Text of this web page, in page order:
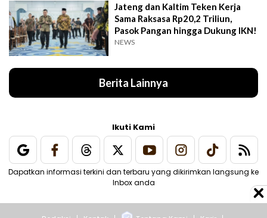
Jateng dan Kaltim Teken Kerja
Sama Raksasa Rp20,2 Triliun,
Pasok Pangan hingga Dukung IKN!
NEWS
Berita Lainnya
Ikuti Kami
Dapatkan informasi terkini dan terbaru yang dikirimkan langsung ke
Inbox anda